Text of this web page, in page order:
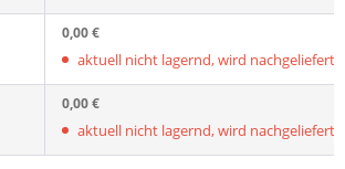
0,00 €
aktuell nicht lagernd, wird nachgeliefert,
0,00 €
aktuell nicht lagernd, wird nachgeliefert,